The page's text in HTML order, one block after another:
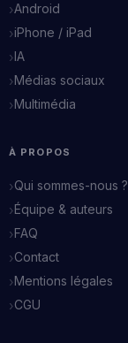
Android
iPhone / iPad
IA
Médias sociaux
Multimédia
À PROPOS
Qui sommes-nous ?
Équipe & auteurs
FAQ
Contact
Mentions légales
CGU